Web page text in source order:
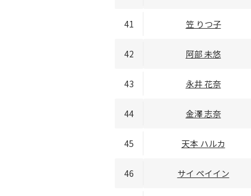
41 笠 りつ子
42 阿部 未悠
43 永井 花奈
44 金澤 志奈
45 天本 ハルカ
46 サイ ペイイン